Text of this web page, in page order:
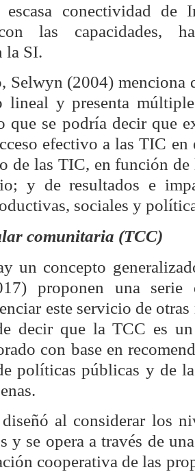
conectividad de
las capacidades,
la SI.
Selwyn (2004) menciona
lineal y presenta
que se podría decir que
efectivo a las TIC
de las TIC, en función
y de resultados e
sociales y
comunitaria (TCC)
un concepto
proponen una serie
este servicio de otras
decir que la TCC es
con base en
políticas públicas y de
al considerar los
y se opera a través de
cooperativa de las